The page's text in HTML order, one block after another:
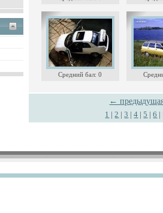
Средний бал: 0
←
1 |2 |3 |4 |5 |6 |